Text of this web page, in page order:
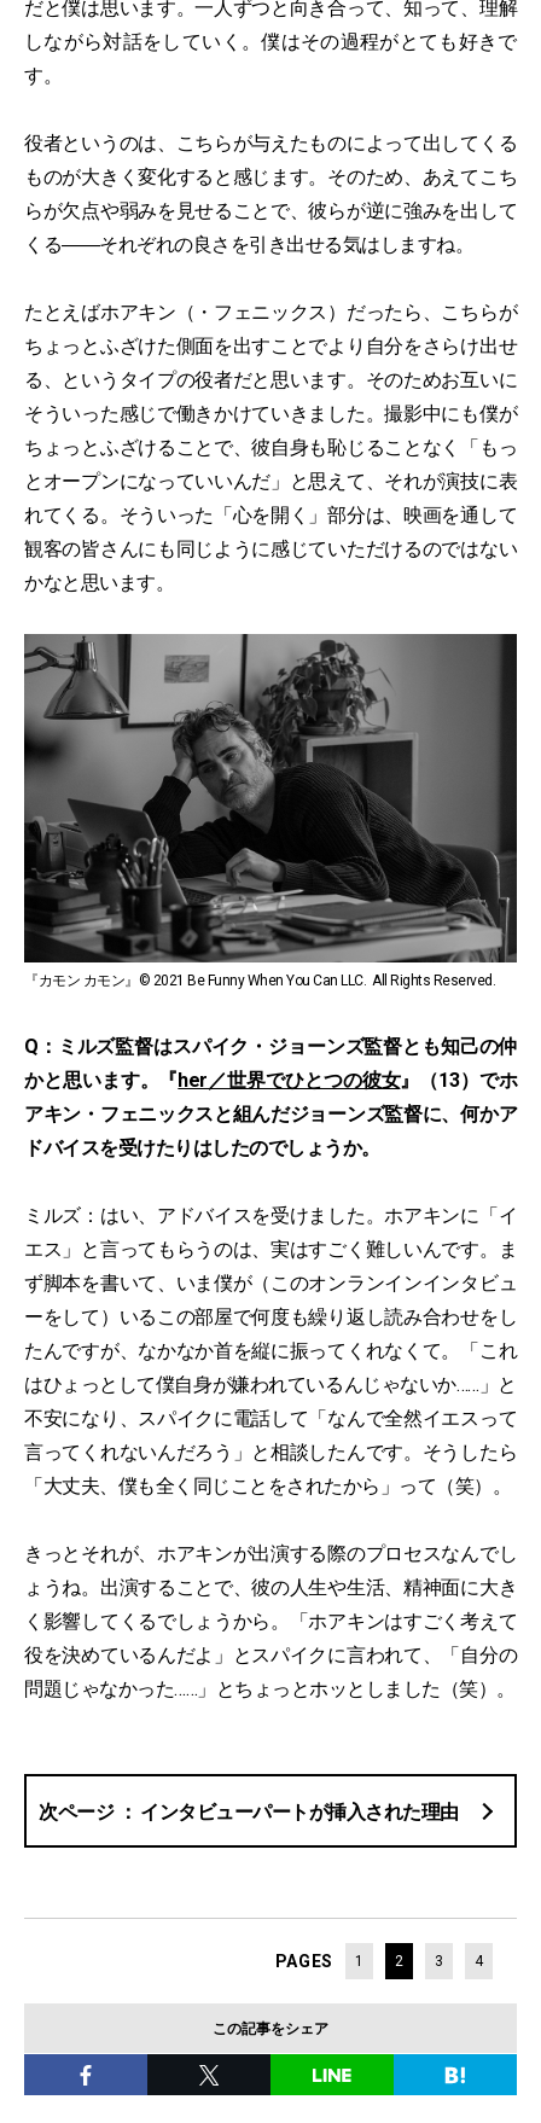
だと僕は思います。一人ずつと向き合って、知って、理解
しながら対話をしていく。僕はその過程がとても好きで
す。
役者というのは、こちらが与えたものによって出してくる
ものが大きく変化すると感じます。そのため、あえてこち
らが欠点や弱みを見せることで、彼らが逆に強みを出して
くる――それぞれの良さを引き出せる気はしますね。
たとえばホアキン（・フェニックス）だったら、こちらが
ちょっとふざけた側面を出すことでより自分をさらけ出せ
る、というタイプの役者だと思います。そのためお互いに
そういった感じで働きかけていきました。撮影中にも僕が
ちょっとふざけることで、彼自身も恥じることなく「もっ
とオープンになっていいんだ」と思えて、それが演技に表
れてくる。そういった「心を開く」部分は、映画を通して
観客の皆さんにも同じように感じていただけるのではない
かなと思います。
『カモン カモン』© 2021 Be Funny When You Can LLC. All Rights Reserved.
Q：ミルズ監督はスパイク・ジョーンズ監督とも知己の仲
かと思います。『her／世界でひとつの彼女』（13）でホ
アキン・フェニックスと組んだジョーンズ監督に、何かア
ドバイスを受けたりはしたのでしょうか。
ミルズ：はい、アドバイスを受けました。ホアキンに「イ
エス」と言ってもらうのは、実はすごく難しいんです。ま
ず脚本を書いて、いま僕が（このオンランインインタビュ
ーをして）いるこの部屋で何度も繰り返し読み合わせをし
たんですが、なかなか首を縦に振ってくれなくて。「これ
はひょっとして僕自身が嫌われているんじゃないか……」と
不安になり、スパイクに電話して「なんで全然イエスって
言ってくれないんだろう」と相談したんです。そうしたら
「大丈夫、僕も全く同じことをされたから」って（笑）。
きっとそれが、ホアキンが出演する際のプロセスなんでし
ょうね。出演することで、彼の人生や生活、精神面に大き
く影響してくるでしょうから。「ホアキンはすごく考えて
役を決めているんだよ」とスパイクに言われて、「自分の
問題じゃなかった……」とちょっとホッとしました（笑）。
インタビューパートが挿入された理由
PAGES 1 2 3 4
この記事をシェア